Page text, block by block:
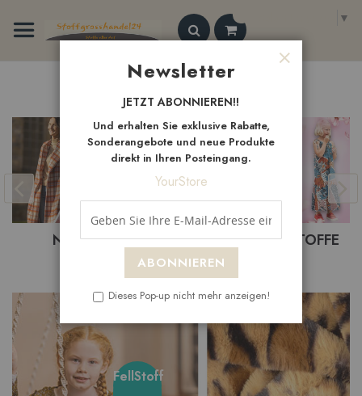
Inhalt
springen
▼
Search
NeueArtikel
NEUHEITEN BEKLEIDUNGSTOFFE
unsere
FellStoff
Newsletter
JETZT ABONNIEREN!!
Und erhalten Sie exklusive Rabatte,
Sonderangebote und neue Produkte
direkt in Ihren Posteingang.
YourStore
ABONNIEREN
Dieses Pop-up nicht mehr anzeigen!